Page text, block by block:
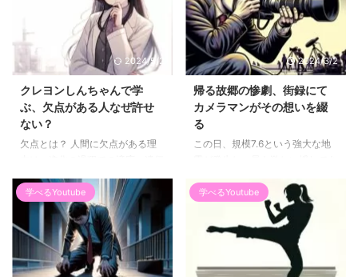
2024/5/2
クレヨンしんちゃんで学
ぶ、欠点がある人なぜ許せ
ない？
欠点とは？ 人間に欠点がある理
的な制約、そして文化や社会的な
影響によるものが挙げられます。
進化的適応: 人間の体や行動の多
くは、過去の環境に最適化された
結果として進化しました。例え
ば、私たちの体が特定の栄養素を
自ら生成できなくなったのは、そ
2024/3/2
帰る故郷の惨劇、街録にて
カメラマンがその想いを綴
る
この日、規模7.6という強大な地
は、北緯37.4950度、東経
137.2700度の地点で、地下16km
の深さにありました。気象庁によ
ると、この地震は活断層が原因
で、特に能登地方が中心であるこ
とが示されています。 能登半島
学べるYoutube 学べるYoutube